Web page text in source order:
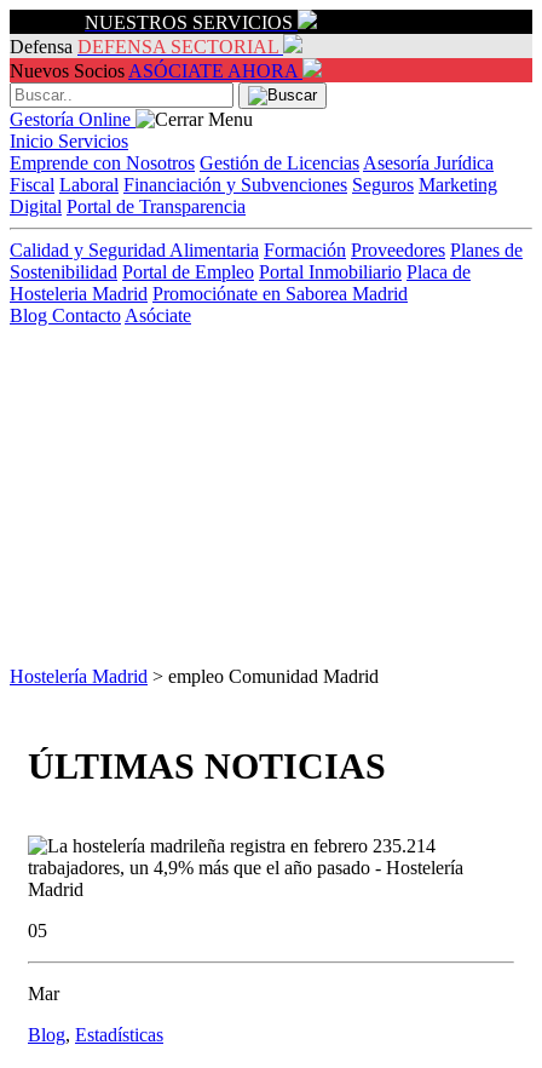
NUESTROS SERVICIOS
Defensa DEFENSA SECTORIAL
Nuevos Socios ASÓCIATE AHORA
Gestoría Online
Inicio Servicios
Emprende con Nosotros Gestión de Licencias Asesoría Jurídica
Fiscal Laboral Financiación y Subvenciones Seguros Marketing
Digital Portal de Transparencia
Calidad y Seguridad Alimentaria Formación Proveedores Planes de
Sostenibilidad Portal de Empleo Portal Inmobiliario Placa de
Hosteleria Madrid Promociónate en Saborea Madrid
Blog Contacto Asóciate
Hostelería Madrid > empleo Comunidad Madrid
ÚLTIMAS NOTICIAS
05
Mar
Blog, Estadísticas